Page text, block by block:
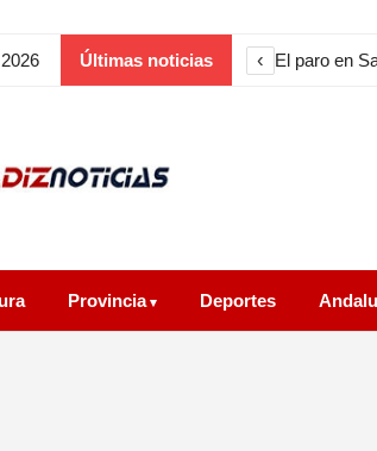
Últimas noticias ‹ El paro en
Provincia Deportes